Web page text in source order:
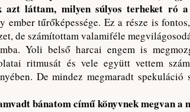
azt láttam, milyen súlyos terheket ró a
ember tűrőképessége. Ez a része is
de számítottam valamiféle
Yoli belső harcai engem is
ritmusát és vele együtt vettem
De mindez megmaradt
bánatom című könyvnek megvan a